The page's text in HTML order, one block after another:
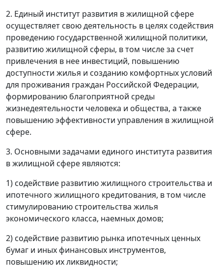
2. Единый институт развития в жилищной сфере
осуществляет свою деятельность в целях содействия
проведению государственной жилищной политики,
развитию жилищной сферы, в том числе за счет
привлечения в нее инвестиций, повышению
доступности жилья и созданию комфортных условий
для проживания граждан Российской Федерации,
формированию благоприятной среды
жизнедеятельности человека и общества, а также
повышению эффективности управления в жилищной
сфере.
3. Основными задачами единого института развития
в жилищной сфере являются:
1) содействие развитию жилищного строительства и
ипотечного жилищного кредитования, в том числе
стимулированию строительства жилья
экономического класса, наемных домов;
2) содействие развитию рынка ипотечных ценных
бумаг и иных финансовых инструментов,
повышению их ликвидности;